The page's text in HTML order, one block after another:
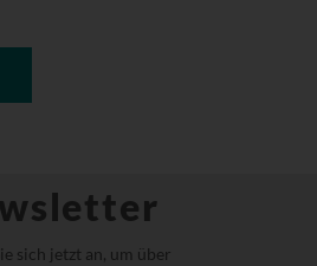
sich jetzt an, um über